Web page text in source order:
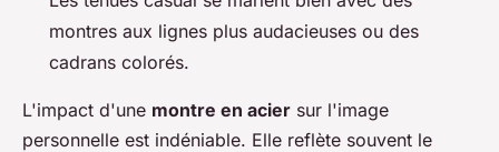
montres aux lignes plus audacieuses ou des
cadrans colorés.
L'impact d'une montre en acier sur l'image
personnelle est indéniable. Elle reflète souvent le